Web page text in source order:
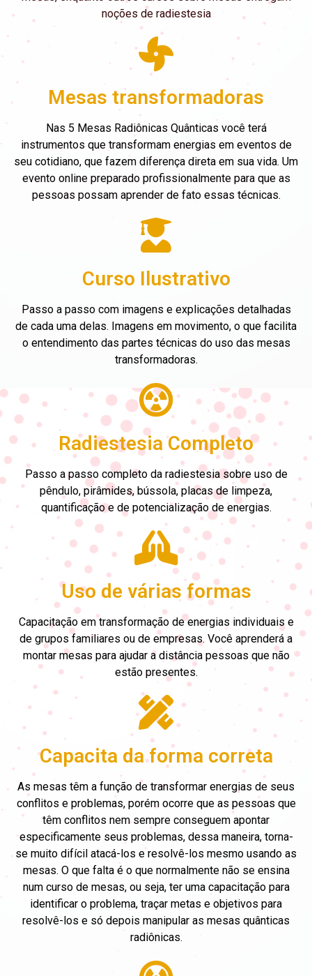
noções de radiestesia
Mesas transformadoras
Nas 5 Mesas Radiônicas Quânticas você terá
instrumentos que transformam energias em eventos de
seu cotidiano, que fazem diferença direta em sua vida. Um
evento online preparado profissionalmente para que as
pessoas possam aprender de fato essas técnicas.
Curso Ilustrativo
Passo a passo com imagens e explicações detalhadas
de cada uma delas. Imagens em movimento, o que facilita
o entendimento das partes técnicas do uso das mesas
transformadoras.
Radiestesia Completo
Passo a passo completo da radiestesia sobre uso de
pêndulo, pirâmides, bússola, placas de limpeza,
quantificação e de potencialização de energias.
Uso de várias formas
Capacitação em transformação de energias individuais e
de grupos familiares ou de empresas. Você aprenderá a
montar mesas para ajudar a distância pessoas que não
estão presentes.
Capacita da forma correta
As mesas têm a função de transformar energias de seus
conflitos e problemas, porém ocorre que as pessoas que
têm conflitos nem sempre conseguem apontar
especificamente seus problemas, dessa maneira, torna-
se muito difícil atacá-los e resolvê-los mesmo usando as
mesas. O que falta é o que normalmente não se ensina
num curso de mesas, ou seja, ter uma capacitação para
identificar o problema, traçar metas e objetivos para
resolvê-los e só depois manipular as mesas quânticas
radiônicas.